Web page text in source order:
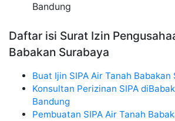
Bandung
Daftar isi Surat Izin
Babakan Surabaya
Buat Ijin SIPA Air Tanah Babakan
Konsultan Perizinan SIPA
Bandung
Pembuatan SIPA Air Tanah